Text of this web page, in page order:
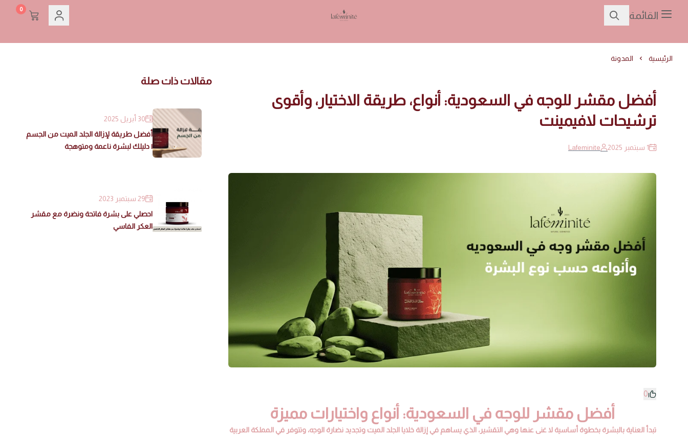
القائمة
Lafeminite | لافمنيت
0
الرئيسية المدونة
أفضل مقشر للوجه في السعودية: أنواع، طريقة الاختيار، وأقوى
ترشيحات لافيمينت
1 سبتمبر 2025 Lafeminite
0
أفضل مقشر للوجه في السعودية: أنواع واختيارات مميزة
تبدأ العناية بالبشرة بخطوة أساسية لا غنى عنها وهي التقشير، الذي يساهم في إزالة خلايا الجلد الميت وتجديد نضارة الوجه، وتتوفر في المملكة العربية
مقالات ذات صلة
30 أبريل 2025
أفضل طريقة لإزالة الجلد الميت من الجسم
| دليلك لبشرة ناعمة ومتوهجة
29 سبتمبر 2023
احصلي على بشرة فاتحة ونضرة مع مقشر
العكر الفاسي